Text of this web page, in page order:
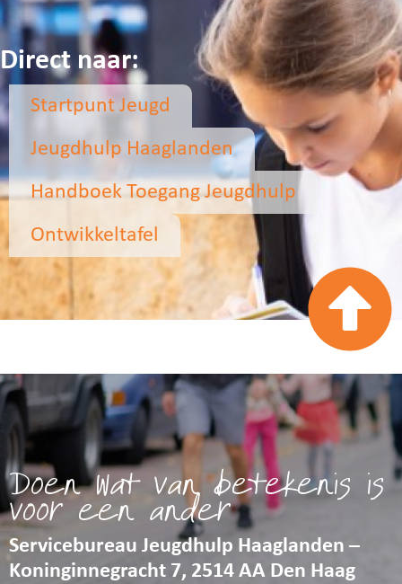
Direct naar:
Startpunt Jeugd
Jeugdhulp Haaglanden
Handboek Toegang Jeugdhulp
Ontwikkeltafel
Doen wat van betekenis is
voor een ander
Servicebureau Jeugdhulp Haaglanden –
Koninginnegracht 7, 2514 AA Den Haag